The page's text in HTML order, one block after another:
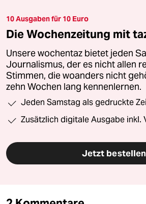
10 Ausgaben für 10 Euro
Die Wochenzeitung mit
Unsere wochentaz bietet jeden
Journalismus, der es nicht allen
Stimmen, die woanders nicht
zehn Wochen lang kennenlernen.
Jeden Samstag als gedruckte
Zusätzlich digitale Ausgabe inkl.
Jetzt bestellen